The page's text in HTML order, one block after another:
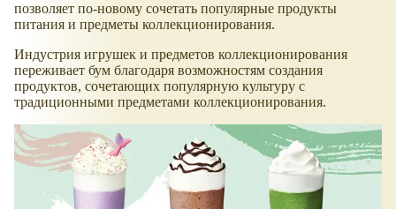
позволяет по-новому сочетать популярные продукты
питания и предметы коллекционирования.
Индустрия игрушек и предметов коллекционирования
переживает бум благодаря возможностям создания
продуктов, сочетающих популярную культуру с
традиционными предметами коллекционирования.